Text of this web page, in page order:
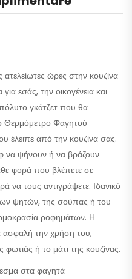
ώρες στην κουζίνα
εσάς, την οικογένεια και
γκάτζετ που θα
Θερμόμετρο Φαγητού
έλειπε από την κουζίνα σας.
να ψήνουν ή να βράζουν
φορά που βλέπετε σε
να τους αντιγράψετε. Ιδανικό
ψητών, της σούπας ή του
ροφημάτων. Η
ασφαλή την χρήση του,
ή το μάτι της κουζίνας.
στα φαγητά